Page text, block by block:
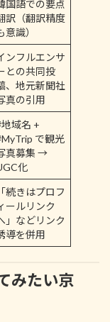
国語での要点
訳（翻訳精度
意識）
ンフルエンサ
との共同投
、地元新聞社
真の引用
域名 +
で観光
真募集 →
化
「続きはプロフ
ールリンク
」などリンク
導を併用
みたい京